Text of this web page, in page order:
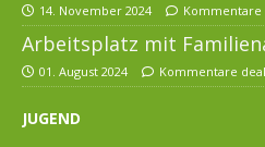
14. November 2024
Arbeitsplatz mit
01. August 2024 Kommentare
JUGEND